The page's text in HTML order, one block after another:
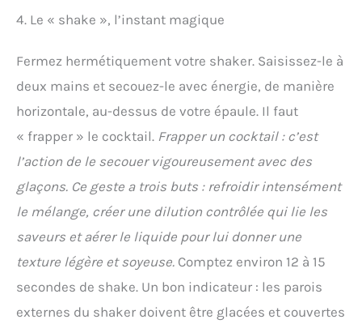
4. Le « shake », l’instant magique
Fermez hermétiquement votre shaker. Saisissez-le à
deux mains et secouez-le avec énergie, de manière
horizontale, au-dessus de votre épaule. Il faut
« frapper » le cocktail. Frapper un cocktail : c’est
l’action de le secouer vigoureusement avec des
glaçons. Ce geste a trois buts : refroidir intensément
le mélange, créer une dilution contrôlée qui lie les
saveurs et aérer le liquide pour lui donner une
texture légère et soyeuse. Comptez environ 12 à 15
secondes de shake. Un bon indicateur : les parois
externes du shaker doivent être glacées et couvertes